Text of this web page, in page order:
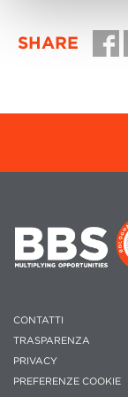
SHARE
CONTATTI
TRASPARENZA
PRIVACY
PREFERENZE COOKIE